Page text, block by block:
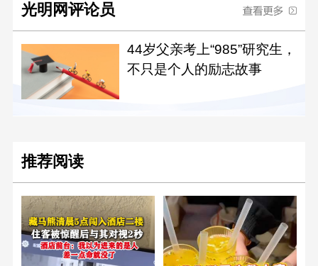
光明网评论员
44岁父亲考上“985”研究生，
不只是个人的励志故事
推荐阅读